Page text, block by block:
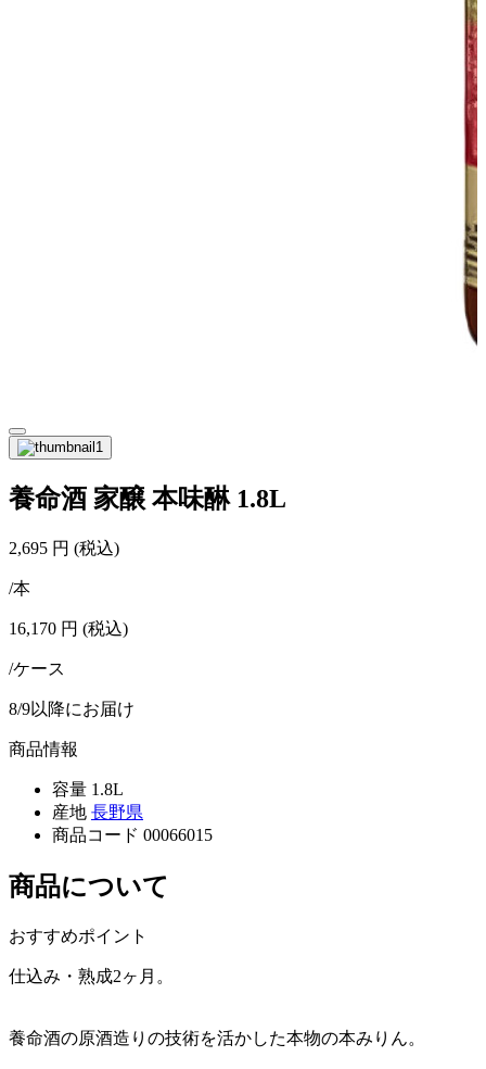
養命酒 家醸 本味醂 1.8L
2,695 円 (税込)
/本
16,170 円 (税込)
/ケース
8/9以降にお届け
商品情報
容量 1.8L
産地 長野県
商品コード 00066015
商品について
おすすめポイント
仕込み・熟成2ヶ月。
養命酒の原酒造りの技術を活かした本物の本みりん。